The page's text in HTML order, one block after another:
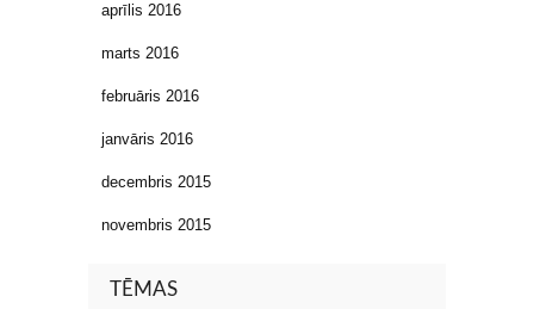
aprīlis 2016
marts 2016
februāris 2016
janvāris 2016
decembris 2015
novembris 2015
TĒMAS